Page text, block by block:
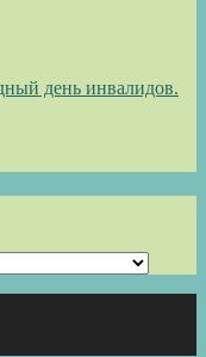
день инвалидов.